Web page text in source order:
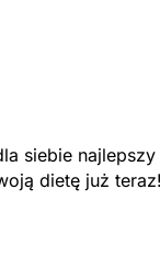
siebie
dietę już teraz!